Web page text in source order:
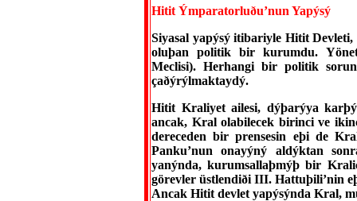
Hitit Ýmparatorluðu’nun Yapýsý
Siyasal yapýsý itibariyle Hitit
oluþan politik bir kurumdu.
Meclisi). Herhangi bir politik
çaðýrýlmaktaydý.
Hitit Kraliyet ailesi, dýþarýya
ancak, Kral olabilecek birinci ve
dereceden bir prensesin eþi de
Panku’nun onayýný aldýktan
yanýnda, kurumsallaþmýþ bir
görevler üstlendiði III. Hattuþili’nin
Ancak Hitit devlet yapýsýnda Kral,